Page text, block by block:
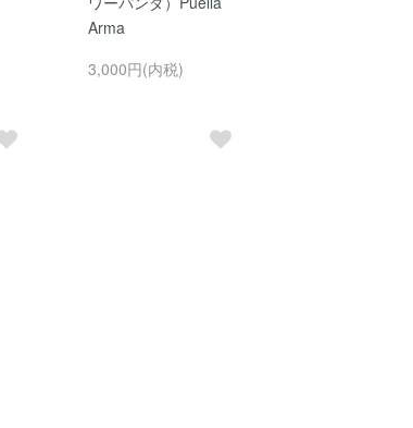
Arma
3,000円(内税)